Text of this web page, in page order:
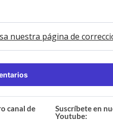
nuestra página de
canal de
Suscríbete en
Youtube: